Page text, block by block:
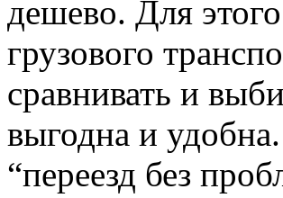
дешево. Для
грузового
сравнивать и
выгодна и удобна.
“переезд без